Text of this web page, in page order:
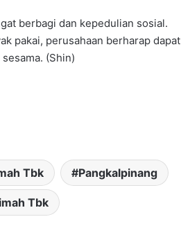
berbagi dan kepedulian sosial.
pakai, perusahaan berharap dapat
(Shin)
Tbk Pangkalpinang
Tbk